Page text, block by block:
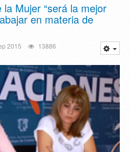
Mujer “será la mejor
en materia de
2015 13886